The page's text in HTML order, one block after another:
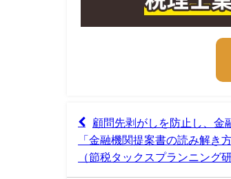
顧問先剥がしを防止し、金
「金融機関提案書の読み解き
（節税タックスプランニング